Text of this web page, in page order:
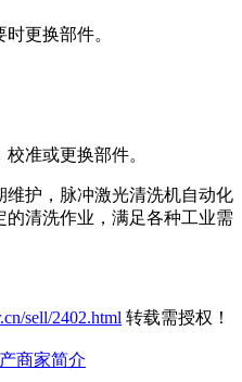
更换部件。
准或更换部件。
护，脉冲激光清洗机自动化
清洗作业，满足各种工业需
sell/2402.html 转载需授权！